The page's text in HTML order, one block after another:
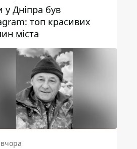
у Дніпра був
топ красивих
міста